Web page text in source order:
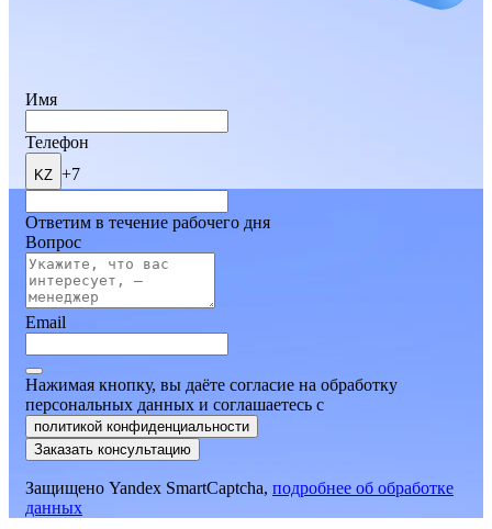
Имя
Телефон
KZ +7
Ответим в течение рабочего дня
Вопрос
Email
Нажимая кнопку, вы даёте согласие на обработку
персональных данных и соглашаетесь c
политикой конфиденциальности
Заказать консультацию
Защищено Yandex SmartCaptcha, подробнее об обработке
данных